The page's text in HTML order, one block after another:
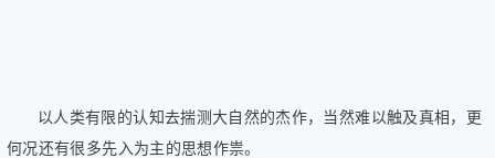
以人类有限的认知去揣测大自然的杰作，当然难以触及真相，更
何况还有很多先入为主的思想作祟。